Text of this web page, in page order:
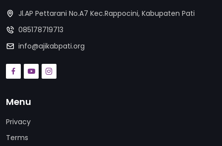
Jl.AP Pettarani No.A7 Kec.Rappocini, Kabupaten Pati
085178719713
info@ajikabpati.org
Menu
Privacy
Terms